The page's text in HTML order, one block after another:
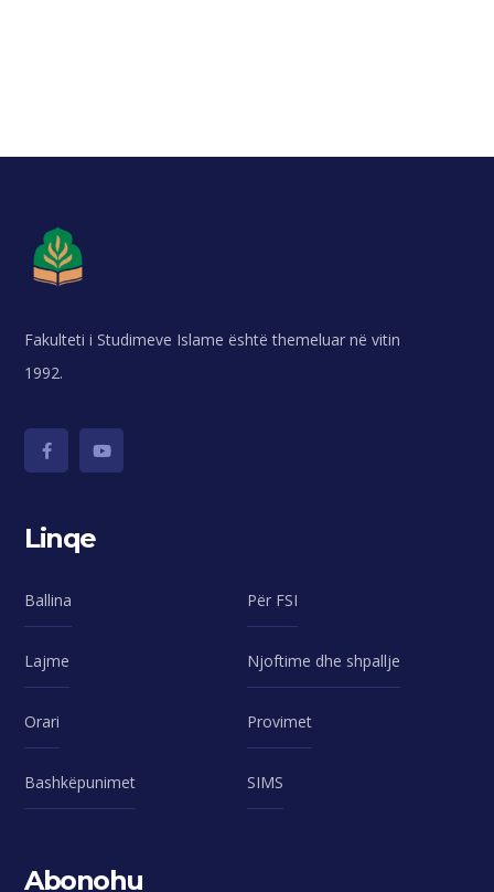
Fakulteti i Studimeve Islame është themeluar në vitin
1992.
Linqe
Ballina Për FSI
Lajme Njoftime dhe shpallje
Orari Provimet
Bashkëpunimet SIMS
Abonohu